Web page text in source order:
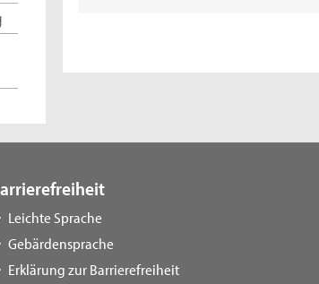
Leichte Sprache
Gebärdensprache
Erklärung zur Barrierefreiheit